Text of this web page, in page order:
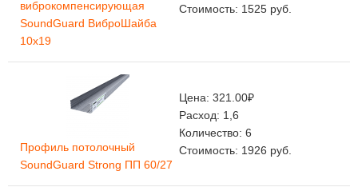
виброкомпенсирующая
SoundGuard ВиброШайба
10х19
Стоимость: 1525 руб.
Профиль потолочный
SoundGuard Strong ПП 60/27
Цена: 321.00₽
Расход: 1,6
Количество: 6
Стоимость: 1926 руб.